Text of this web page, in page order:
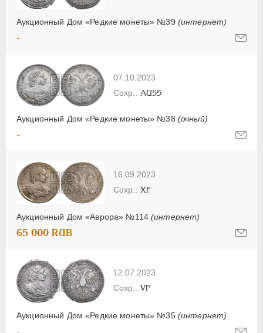
Аукционный Дом «Редкие монеты» №39 (интернет)
-
07.10.2023
Аукционный Дом «Редкие монеты» №38 (очный)
AU55
-
16.09.2023
Аукционный Дом «Аврора» №114(интернет)
XF
65 000 RUB
12.07.2023
Аукционный Дом «Редкие монеты» №35 (интернет)
VF